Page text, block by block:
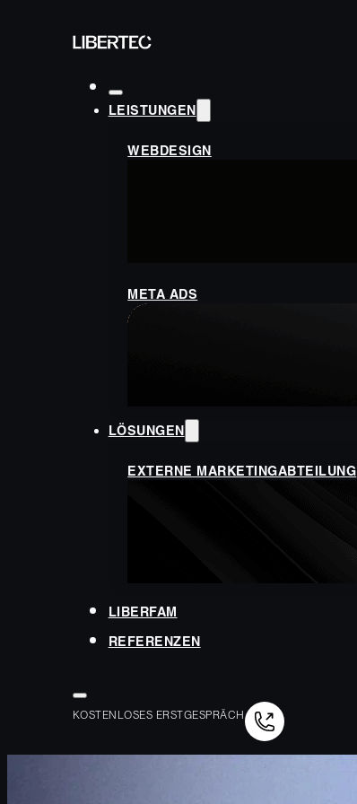
LEISTUNGEN
WEBDESIGN
META ADS
LÖSUNGEN
EXTERNE MARKETINGABTEILUNG
LIBERFAM
REFERENZEN
KOSTENLOSES ERSTGESPRÄCH